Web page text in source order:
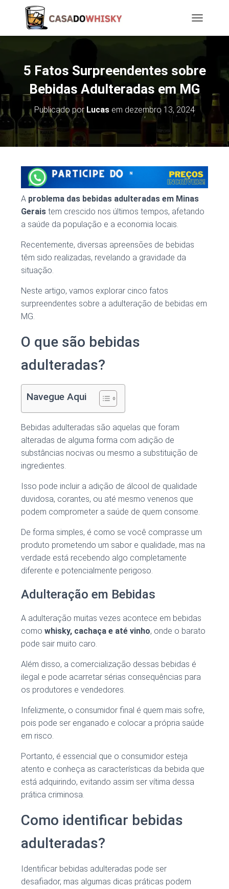
O
E
N
A
G
T
N
5 Fatos Surpreendentes sobre
Bebidas Adulteradas em MG
Publicado por Lucas em dezembro 13, 2024
A problema das bebidas adulteradas em Minas
Gerais tem crescido nos últimos tempos, afetando
a saúde da população e a economia locais.
Recentemente, diversas apreensões de bebidas
têm sido realizadas, revelando a gravidade da
situação.
Neste artigo, vamos explorar cinco fatos
surpreendentes sobre a adulteração de bebidas em
MG.
O que são bebidas
adulteradas?
Navegue Aqui
Bebidas adulteradas são aquelas que foram
alteradas de alguma forma com adição de
substâncias nocivas ou mesmo a substituição de
ingredientes.
Isso pode incluir a adição de álcool de qualidade
duvidosa, corantes, ou até mesmo venenos que
podem comprometer a saúde de quem consome.
De forma simples, é como se você comprasse um
produto prometendo um sabor e qualidade, mas na
verdade está recebendo algo completamente
diferente e potencialmente perigoso.
Adulteração em Bebidas
A adulteração muitas vezes acontece em bebidas
como whisky, cachaça e até vinho, onde o barato
pode sair muito caro.
Além disso, a comercialização dessas bebidas é
ilegal e pode acarretar sérias consequências para
os produtores e vendedores.
Infelizmente, o consumidor final é quem mais sofre,
pois pode ser enganado e colocar a própria saúde
em risco.
Portanto, é essencial que o consumidor esteja
atento e conheça as características da bebida que
está adquirindo, evitando assim ser vítima dessa
prática criminosa.
Como identificar bebidas
adulteradas?
Identificar bebidas adulteradas pode ser
desafiador, mas algumas dicas práticas podem